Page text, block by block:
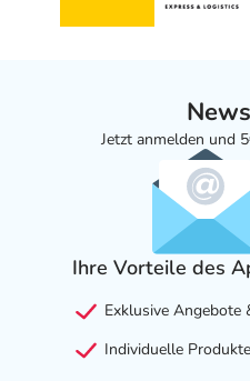
Jetzt anmelden und
Ihre Vorteile des
Exklusive Angebote
Individuelle